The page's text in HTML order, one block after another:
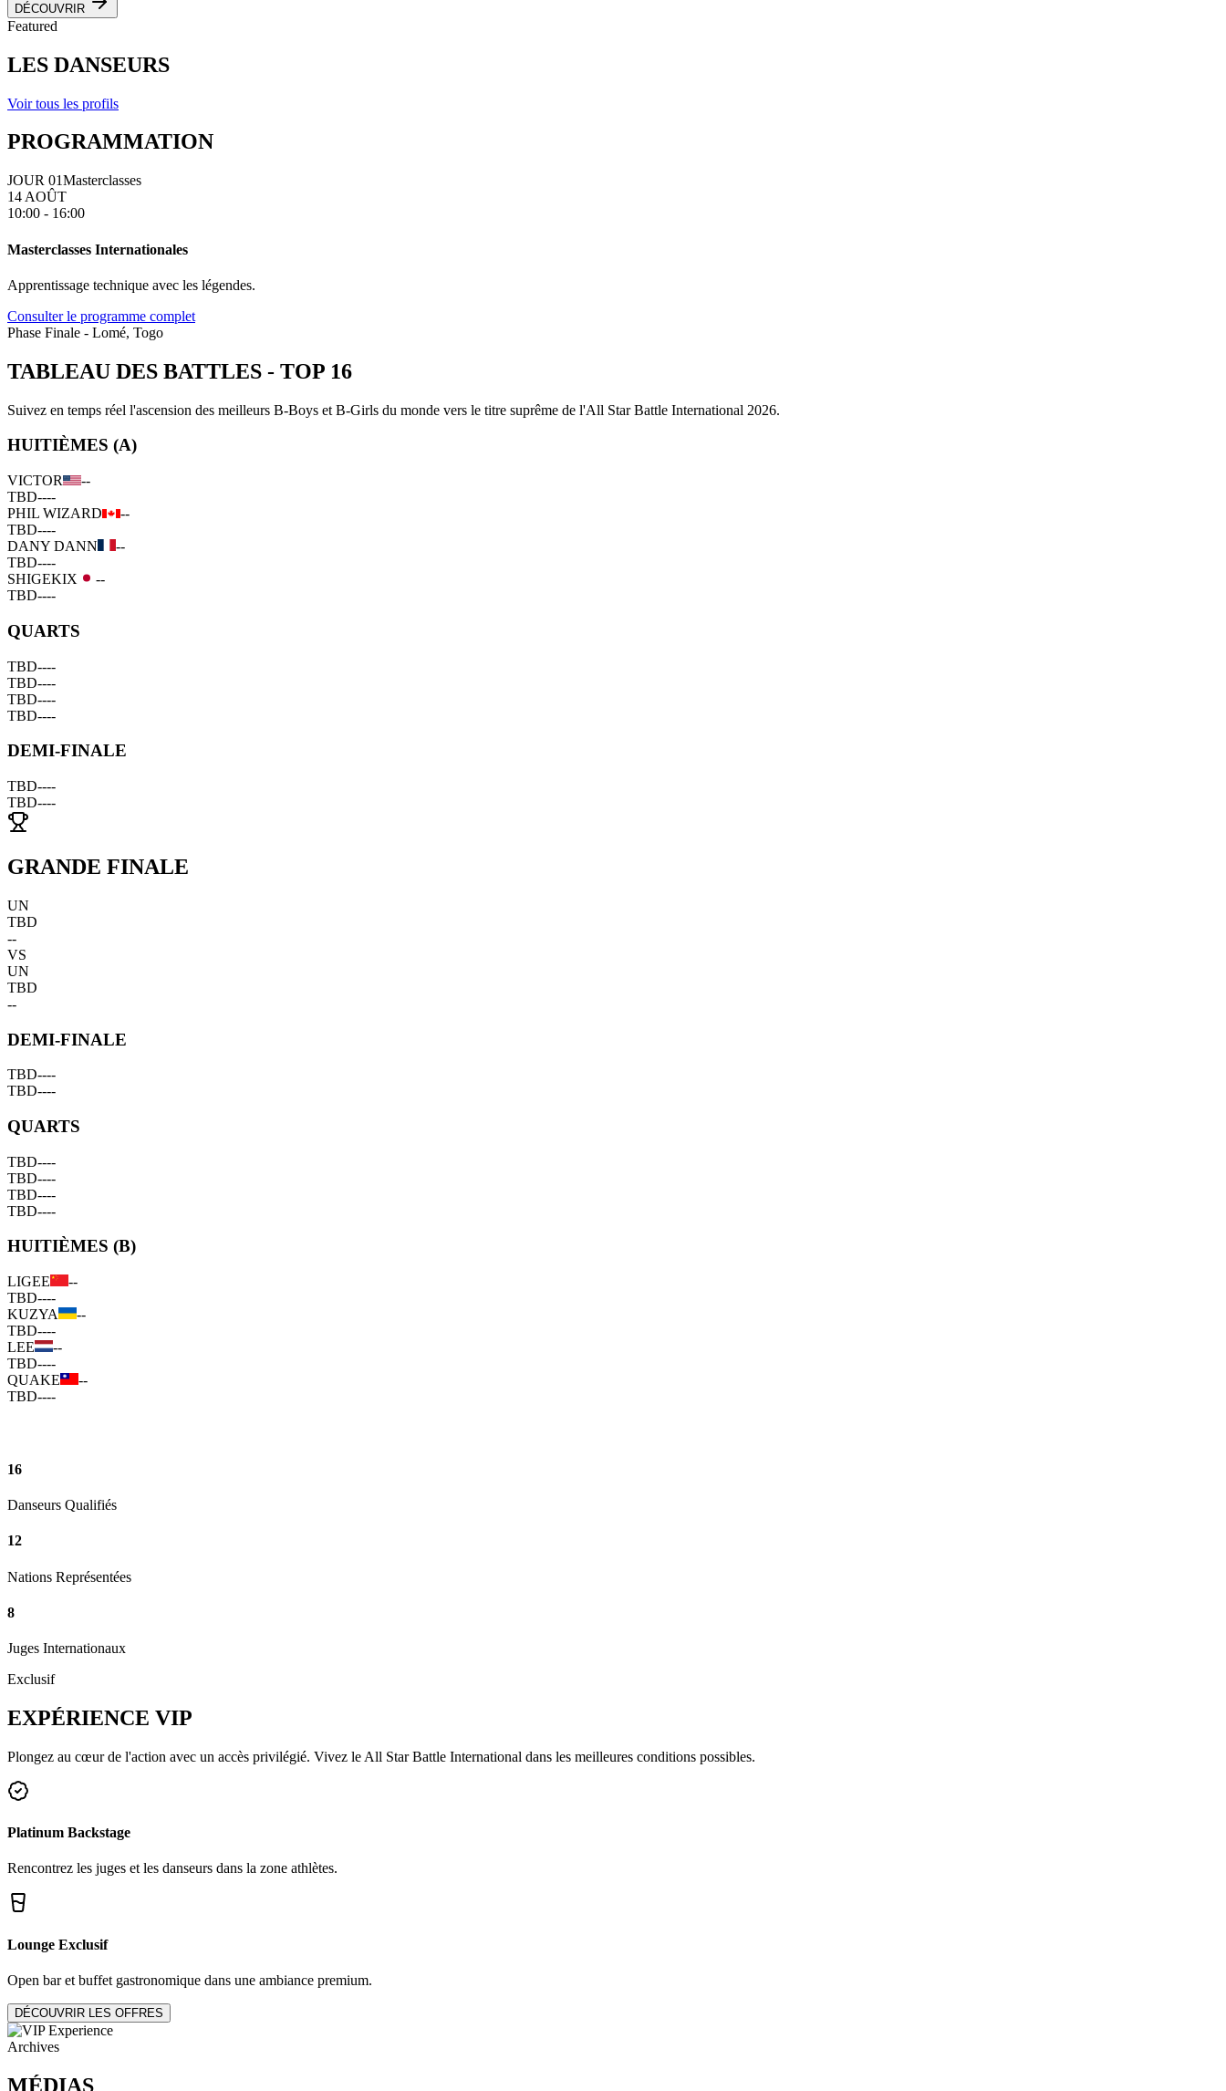
DÉCOUVRIR
Featured
LES DANSEURS
Voir tous les profils
PROGRAMMATION
JOUR 01Masterclasses
14 AOÛT
10:00 - 16:00
Masterclasses Internationales
Apprentissage technique avec les légendes.
Consulter le programme complet
Phase Finale - Lomé, Togo
TABLEAU DES BATTLES - TOP 16
Suivez en temps réel l'ascension des meilleurs B-Boys et B-Girls du monde vers le titre suprême de l'All Star Battle International 2026.
HUITIÈMES (A)
VICTOR
--
TBD----
PHIL WIZARD
--
TBD----
DANY DANN
--
TBD----
SHIGEKIX
--
TBD----
QUARTS
TBD----
TBD----
TBD----
TBD----
DEMI-FINALE
TBD----
TBD----
GRANDE FINALE
UN
TBD
--
VS
UN
TBD
--
DEMI-FINALE
TBD----
TBD----
QUARTS
TBD----
TBD----
TBD----
TBD----
HUITIÈMES (B)
LIGEE
--
TBD----
KUZYA
--
TBD----
LEE
--
TBD----
QUAKE
--
TBD----
16
Danseurs Qualifiés
12
Nations Représentées
8
Juges Internationaux
Exclusif
EXPÉRIENCE VIP
Plongez au cœur de l'action avec un accès privilégié. Vivez le All Star Battle International dans les meilleures conditions possibles.
Platinum Backstage
Rencontrez les juges et les danseurs dans la zone athlètes.
Lounge Exclusif
Open bar et buffet gastronomique dans une ambiance premium.
DÉCOUVRIR LES OFFRES
Archives
MÉDIAS